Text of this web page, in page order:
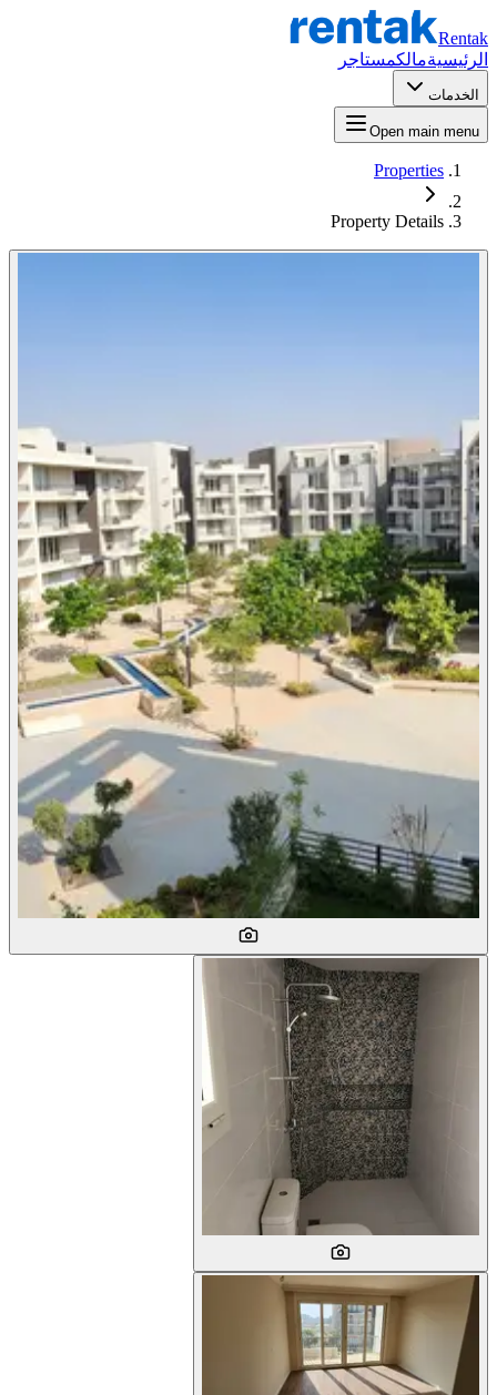
Rentak
الرئيسيةمالكمستاجر
الخدمات
Open main menu
Properties
Property Details